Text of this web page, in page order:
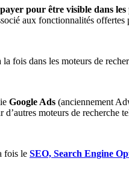
payer pour être visible dans les
aux fonctionnalités
fois dans les moteurs de
Google Ads (anciennement
moteurs de recherche
fois le SEO, Search Engine